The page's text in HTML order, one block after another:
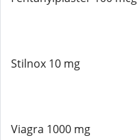
Stilnox 10 mg
Viagra 1000 mg